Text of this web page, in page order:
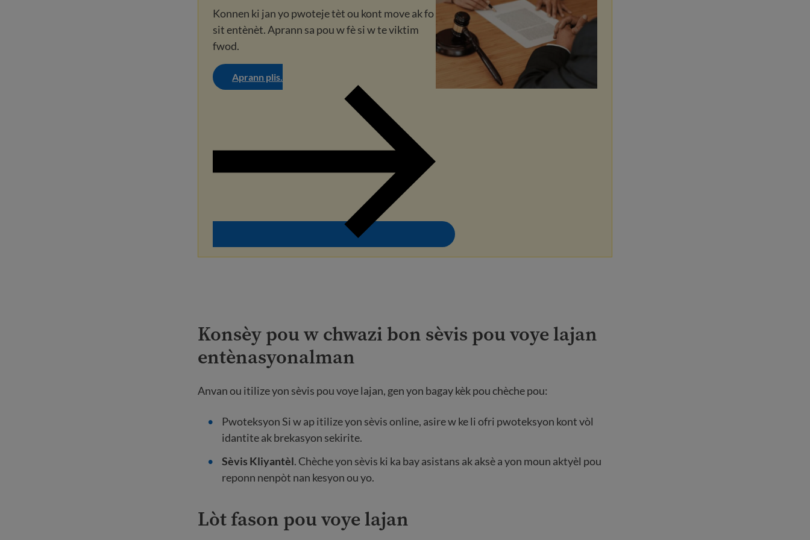
Konnen ki jan yo pwoteje tèt ou kont move ak fo
sit entènèt. Aprann sa pou w fè si w te viktim
fwod.
Aprann plis.
Konsèy pou w chwazi bon sèvis pou voye lajan
entènasyonalman
Anvan ou itilize yon sèvis pou voye lajan, gen yon bagay kèk pou chèche pou:
Pwoteksyon Si w ap itilize yon sèvis online, asire w ke li ofri pwoteksyon kont vòl
idantite ak brekasyon sekirite.
Sèvis Kliyantèl. Chèche yon sèvis ki ka bay asistans ak aksè a yon moun aktyèl pou
reponn nenpòt nan kesyon ou yo.
Lòt fason pou voye lajan